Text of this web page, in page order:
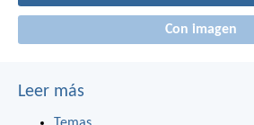
Con imagen
Leer más